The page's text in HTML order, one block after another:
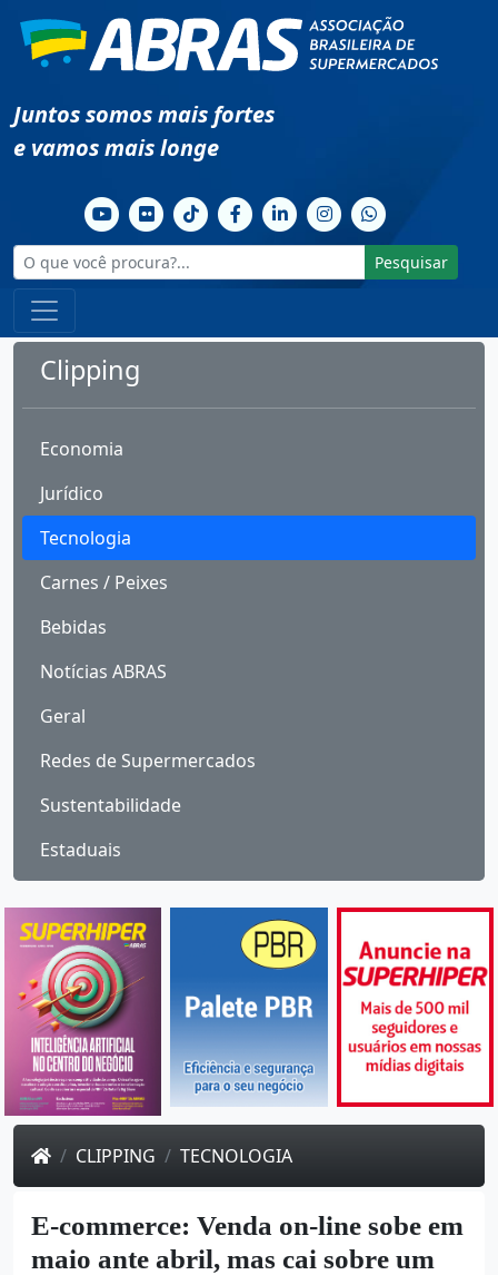
Juntos somos mais fortes
e vamos mais longe
Pesquisar
Clipping
Economia
Jurídico
Tecnologia
Carnes / Peixes
Bebidas
Notícias ABRAS
Geral
Redes de Supermercados
Sustentabilidade
Estaduais
CLIPPING TECNOLOGIA
E-commerce: Venda on-line sobe em
maio ante abril, mas cai sobre um